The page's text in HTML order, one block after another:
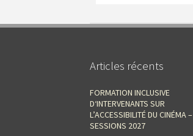
Articles récents
FORMATION INCLUSIVE
D‘INTERVENANTS SUR
L’ACCESSIBILITÉ DU CINÉMA –
SESSIONS 2027